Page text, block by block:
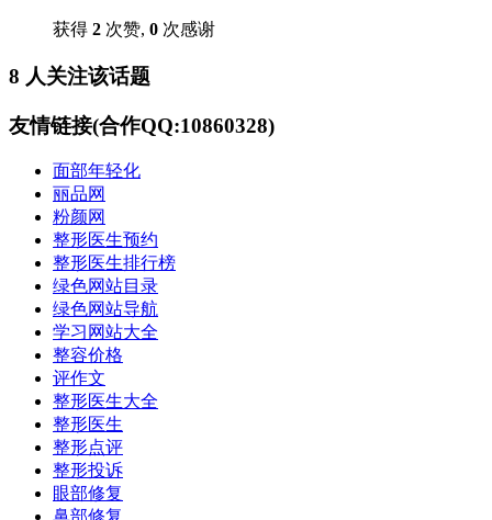
获得 2 次赞, 0 次感谢
8 人关注该话题
友情链接(合作QQ:10860328)
面部年轻化
丽品网
粉颜网
整形医生预约
整形医生排行榜
绿色网站目录
绿色网站导航
学习网站大全
整容价格
评作文
整形医生大全
整形医生
整形点评
整形投诉
眼部修复